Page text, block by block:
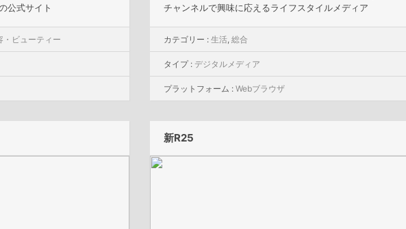
公式サイト
・ビューティー
チャンネルで興味に応えるライフスタイルメディア
カテゴリー : 生活, 総合
タイプ : デジタルメディア
プラットフォーム : Webブラウザ
新R25